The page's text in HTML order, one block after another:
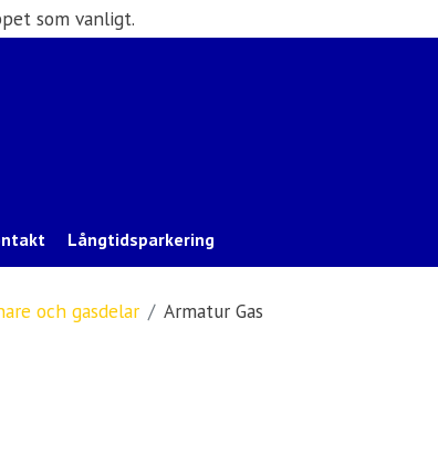
som vanligt.
Långtidsparkering
och gasdelar Armatur Gas